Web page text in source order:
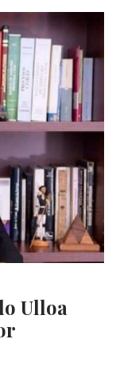
Ulloa